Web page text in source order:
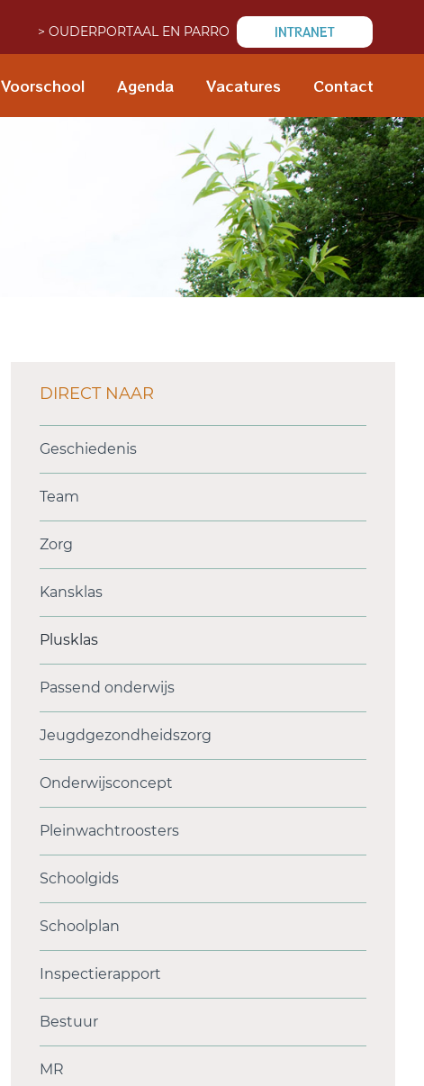
> OUDERPORTAAL EN PARRO INTRANET
Voorschool Agenda Vacatures Contact
DIRECT NAAR
Geschiedenis
Team
Zorg
Kansklas
Plusklas
Passend onderwijs
Jeugdgezondheidszorg
Onderwijsconcept
Pleinwachtroosters
Schoolgids
Schoolplan
Inspectierapport
Bestuur
MR